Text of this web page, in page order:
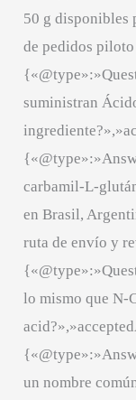
50 g disponibles
de pedidos
suministran
carbamil-L-
en Brasil,
ruta de envío y
lo mismo que N-
un nombre